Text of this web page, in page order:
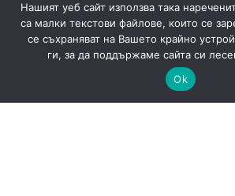
Нашият уеб сайт използва така
са малки текстови файлове, които се
се съхраняват на Вашето крайно
ги, за да поддържаме сайта си
Ok